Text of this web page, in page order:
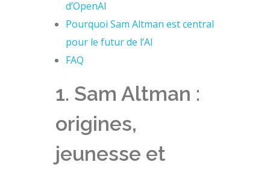
d’OpenAI
Pourquoi Sam Altman est central
pour le futur de l’AI
FAQ
1. Sam Altman :
origines,
jeunesse et